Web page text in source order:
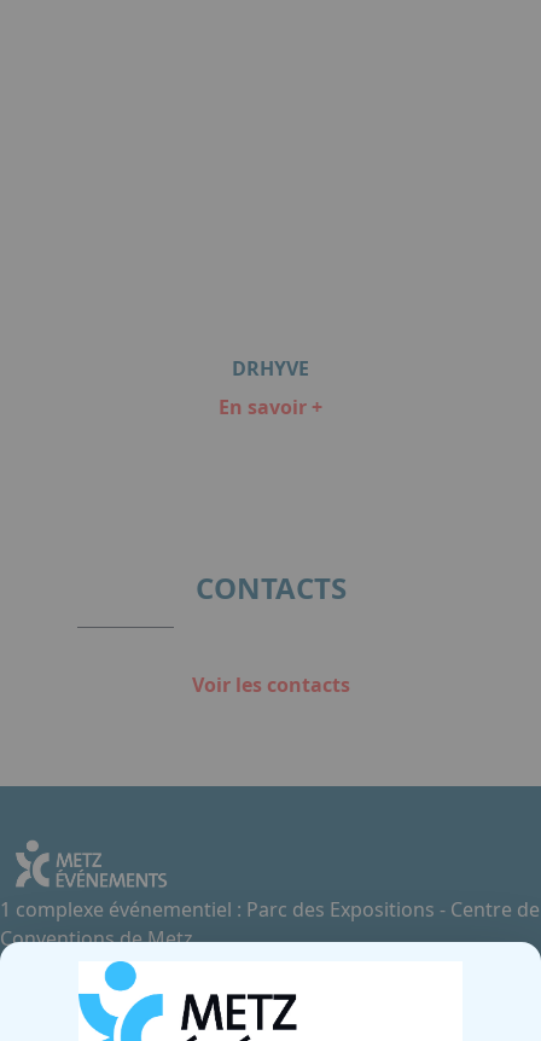
DRHYVE
En savoir +
CONTACTS
Voir les contacts
1 complexe événementiel : Parc des Expositions - Centre de
Conventions de Metz
Contactez-nous
+33 3 87 55 66 00